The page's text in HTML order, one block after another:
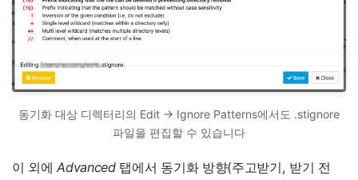
동기화 대상 디렉터리의 Edit -> Ignore Patterns에서도 .stignore
파일을 편집할 수 있습니다
이 외에Advanced탭에서 동기화 방향(주고받기, 받기 전